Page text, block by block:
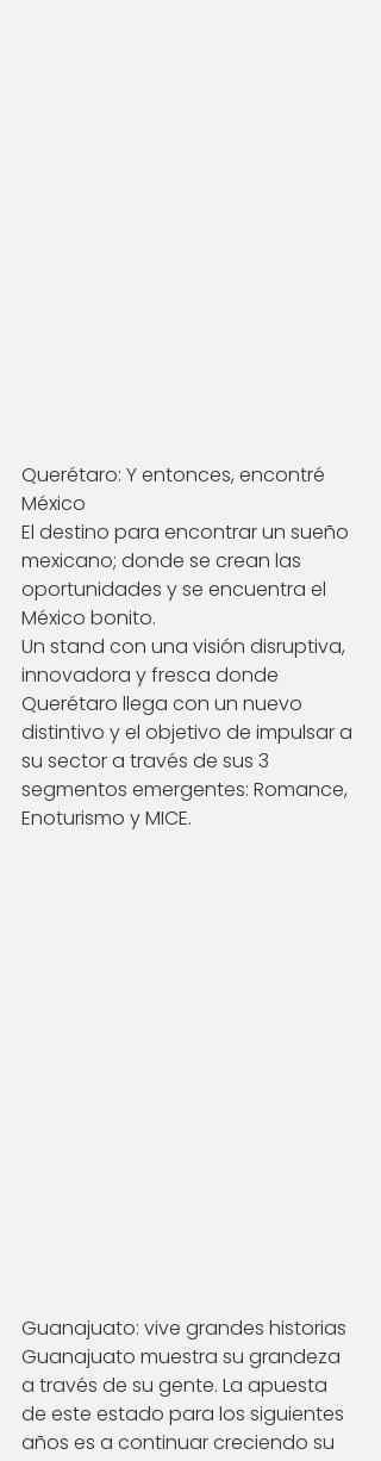
Querétaro: Y entonces, encontré
México
El destino para encontrar un sueño
mexicano; donde se crean las
oportunidades y se encuentra el
México bonito.
Un stand con una visión disruptiva,
innovadora y fresca donde
Querétaro llega con un nuevo
distintivo y el objetivo de impulsar a
su sector a través de sus 3
segmentos emergentes: Romance,
Enoturismo y MICE.
Guanajuato: vive grandes historias
Guanajuato muestra su grandeza
a través de su gente. La apuesta
de este estado para los siguientes
años es a continuar creciendo su